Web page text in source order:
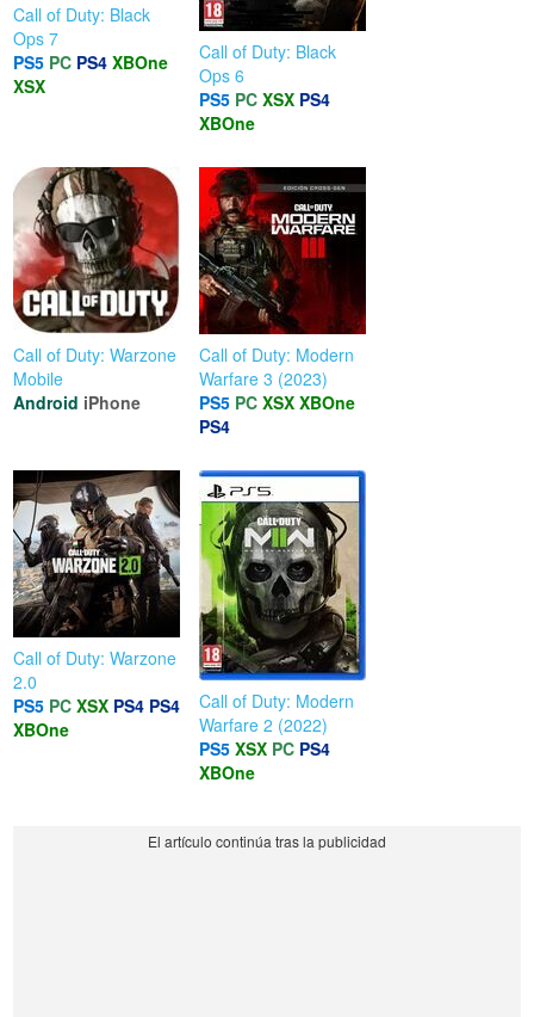
Call of Duty: Black
Ops 7
PS5 PC PS4 XBOne
XSX
Call of Duty: Black
Ops 6
PS5 PC XSX PS4
XBOne
Call of Duty: Warzone
Mobile
Android iPhone
Call of Duty: Modern
Warfare 3 (2023)
PS5 PC XSX XBOne
PS4
Call of Duty: Warzone
2.0
PS5 PC XSX PS4 PS4
XBOne
Call of Duty: Modern
Warfare 2 (2022)
PS5 XSX PC PS4
XBOne